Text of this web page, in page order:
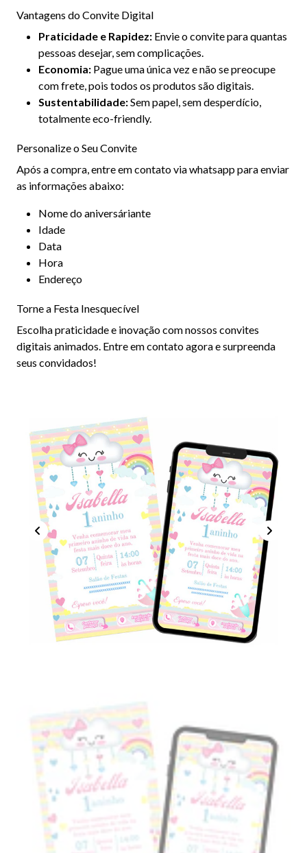
Vantagens do Convite Digital
Praticidade e Rapidez: Envie o convite para quantas
pessoas desejar, sem complicações.
Economia: Pague uma única vez e não se preocupe
com frete, pois todos os produtos são digitais.
Sustentabilidade:Sem papel, sem desperdício,
totalmente eco-friendly.
Personalize o Seu Convite
Após a compra, entre em contato via whatsapp para enviar
as informações abaixo:
Nome do aniversáriante
Idade
Data
Hora
Endereço
Torne a Festa Inesquecível
Escolha praticidade e inovação com nossos convites
digitais animados. Entre em contato agora e surpreenda
seus convidados!